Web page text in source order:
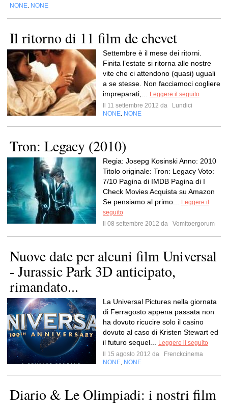
NONE NONE
Il ritorno di 11 film de chevet
Settembre è il mese dei ritorni.
Finita l’estate si ritorna alle nostre
vite che ci attendono (quasi) uguali
a se stesse. Non facciamoci cogliere
impreparati,...
Leggere il seguito
Il 11 settembre 2012 da
Lundici
NONE NONE
Tron: Legacy (2010)
Regia: Josepg Kosinski Anno: 2010
Titolo originale: Tron: Legacy Voto:
7/10 Pagina di IMDB Pagina di I
Check Movies Acquista su Amazon
Se pensiamo al primo...
Leggere il
seguito
Il 08 settembre 2012 da
Vomitoergorum
Nuove date per alcuni film Universal
- Jurassic Park 3D anticipato,
rimandato...
La Universal Pictures nella giornata
di Ferragosto appena passata non
ha dovuto ricucire solo il casino
dovuto al caso di Kristen Stewart ed
il futuro sequel...
Leggere il seguito
Il 15 agosto 2012 da
Frenckcinema
NONE NONE
Diario & Le Olimpiadi: i nostri film